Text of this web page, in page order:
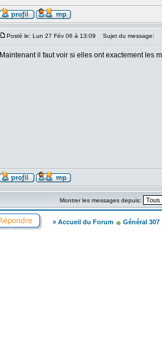
Posté le: Lun 27 Fév 06 à 13:09 Sujet du message:
Maintenant il faut voir si elles ont exactement les
Montrer les messages depuis:
» Accueil du Forum Général 307